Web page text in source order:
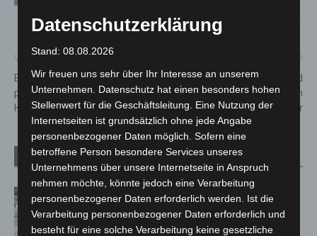
Erlebnis-Zoo Hannover
präsentiert buntes
Herbstprogramm im Oktober
Sanierung von Geh- und
Radweg in Alt-Godshorn
startet am 25. September
Verwandte Artikel Mehr vom Autor
Kunst trifft Weingenuss: Barbara-
Susann Mehring zeigt ihre Werke im
Jacques’ Wein-Depot Isernhagen
Datenschutzerklärung
Stand: 08.08.2026
Wir freuen uns sehr über Ihr Interesse an unserem
Unternehmen. Datenschutz hat einen besonders hohen
Stellenwert für die Geschäftsleitung. Eine Nutzung der
Internetseiten ist grundsätzlich ohne jede Angabe
personenbezogener Daten möglich. Sofern eine
betroffene Person besondere Services unseres
Unternehmens über unsere Internetseite in Anspruch
nehmen möchte, könnte jedoch eine Verarbeitung
personenbezogener Daten erforderlich werden. Ist die
Verarbeitung personenbezogener Daten erforderlich und
besteht für eine solche Verarbeitung keine gesetzliche